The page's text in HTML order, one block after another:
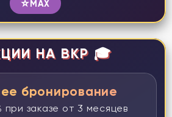
⭐MAX
НА ВКР 🎓
бронирование
при заказе от 3 месяцев